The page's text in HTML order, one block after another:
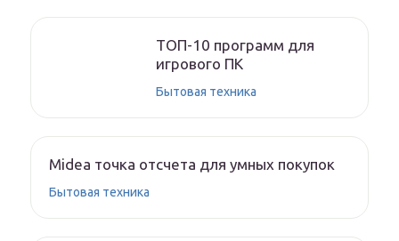
ТОП-10 программ для
игрового ПК
Бытовая техника
Midea точка отсчета для умных покупок
Бытовая техника